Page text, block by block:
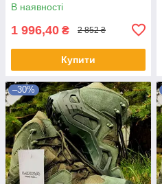
В наявності
1 996,40 ₴ 2 852 ₴
Купити
–30%